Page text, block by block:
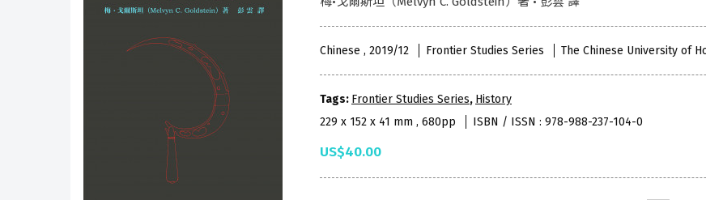
Chinese , 2019/12 Frontier Studies Series The Chinese University of
Tags: Frontier Studies Series, History
229 x 152 x 41 mm , 680pp
ISBN / ISSN : 978-988-237-104-0
US$40.00